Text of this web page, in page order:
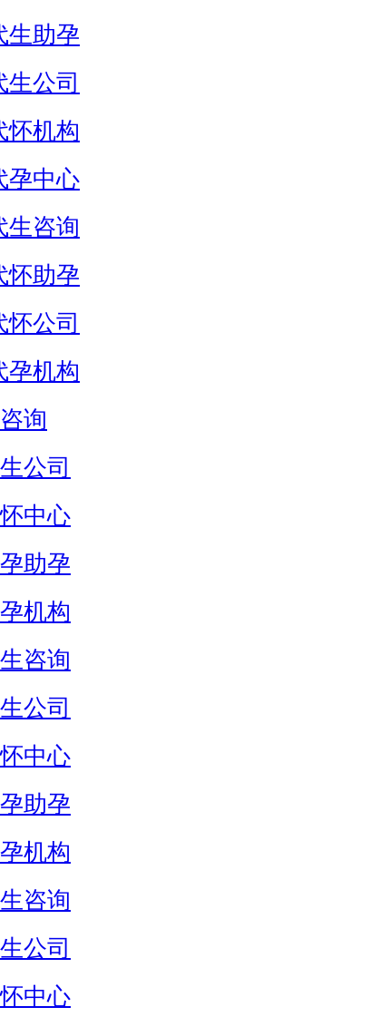
生助孕
生公司
怀机构
孕中心
生咨询
怀助孕
怀公司
孕机构
询
公司
中心
助孕
机构
咨询
公司
中心
助孕
机构
咨询
公司
中心